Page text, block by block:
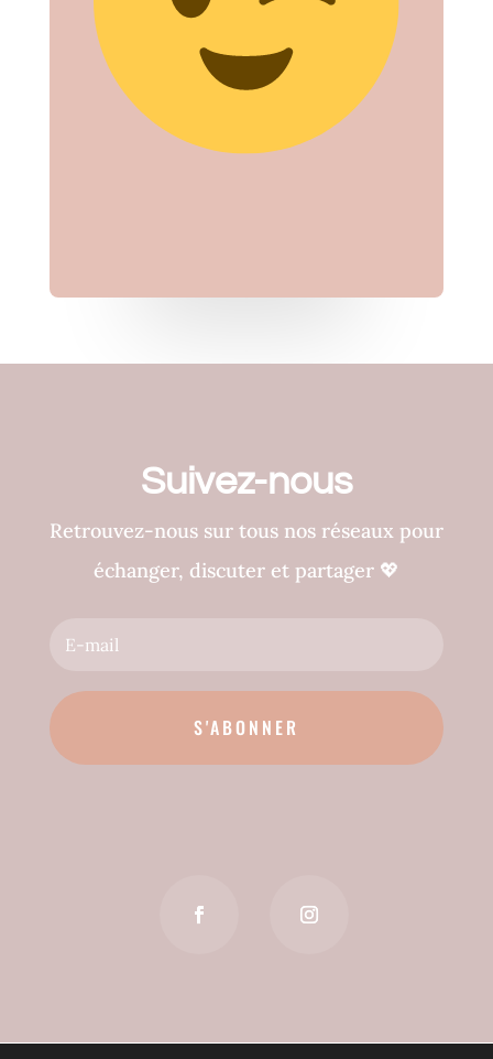
Suivez-nous
Retrouvez-nous sur tous nos réseaux pour
échanger, discuter et partager 💖
S'ABONNER